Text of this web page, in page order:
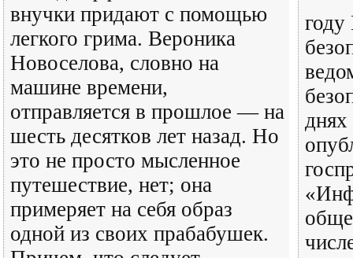
внучки придают с помощью
легкого грима. Вероника
Новоселова, словно на
машине времени,
отправляется в прошлое — на
шесть десятков лет назад. Но
это не просто мысленное
путешествие, нет; она
примеряет на себя образ
одной из своих прабабушек.
году